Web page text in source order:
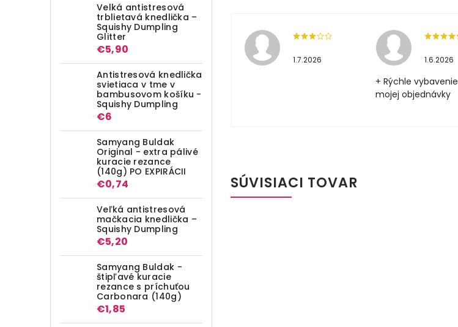
Velká antistresová
trblietavá knedlička –
Squishy Dumpling
Glitter
€5,90
Antistresová knedlička
svietiaca v tme v
bambusovom košíku -
Squishy Dumpling
€6
Samyang Buldak
Original - extra pálivé
kuracie rezance
(140g) PO EXPIRÁCII
€0,74
Veľká antistresová
mačkacia knedlička –
Squishy Dumpling
€5,20
Samyang Buldak -
štipľavé kuracie
rezance s príchuťou
Carbonara (140g)
€1,85
1.7.2026 1.6.2026
+ Rýchle vybavenie
mojej objednávky
SÚVISIACI TOVAR